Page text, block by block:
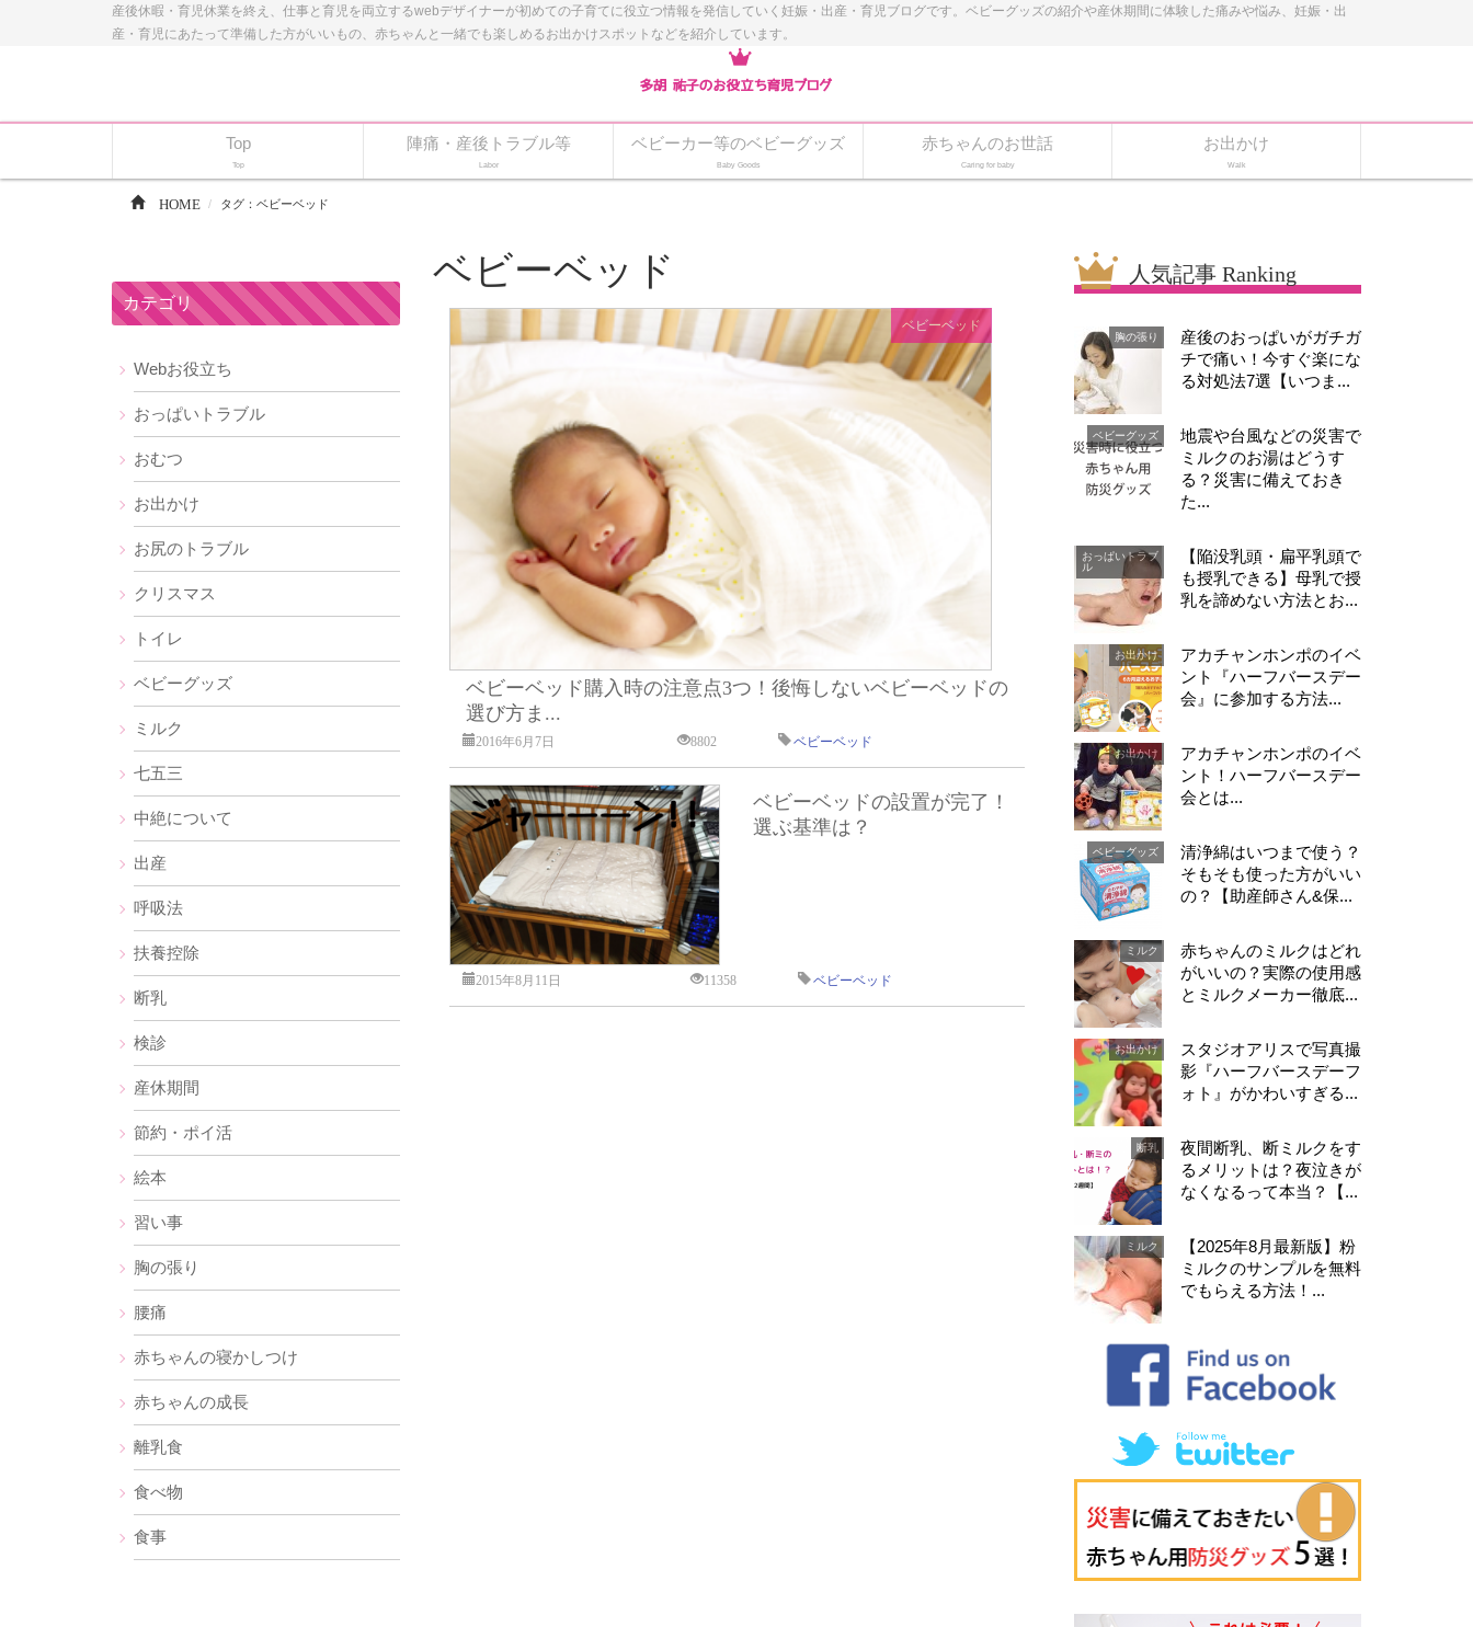
産後休暇・育児休業を終え、仕事と育児を両立するwebデザイナーが初めての子育てに役立つ情報を発信していく妊娠・出産・育児ブログです。ベビーグッズの紹介や産休期間に体験した痛みや悩み、妊娠・出
産・育児にあたって準備した方がいいもの、赤ちゃんと一緒でも楽しめるお出かけスポットなどを紹介しています。
Top
Top
陣痛・産後トラブル等
Labor
ベビーカー等のベビーグッズ
Baby Goods
赤ちゃんのお世話
Caring for baby
お出かけ
Walk
HOME タグ：ベビーベッド
ベビーベッド
ベビーベッド
ベビーベッド購入時の注意点3つ！後悔しないベビーベッドの
選び方ま...
2016年6月7日 8802 ベビーベッド
ベビーベッドの設置が完了！
選ぶ基準は？
2015年8月11日 11358 ベビーベッド
カテゴリ
Webお役立ち
おっぱいトラブル
おむつ
お出かけ
お尻のトラブル
クリスマス
トイレ
ベビーグッズ
ミルク
七五三
中絶について
出産
呼吸法
扶養控除
断乳
検診
産休期間
節約・ポイ活
絵本
習い事
胸の張り
腰痛
赤ちゃんの寝かしつけ
赤ちゃんの成長
離乳食
食べ物
食事
人気記事 Ranking
胸の張り
産後のおっぱいがガチガ
チで痛い！今すぐ楽にな
る対処法7選【いつま...
ベビーグッズ
地震や台風などの災害で
ミルクのお湯はどうす
る？災害に備えておき
た...
おっぱいトラブ
ル
【陥没乳頭・扁平乳頭で
も授乳できる】母乳で授
乳を諦めない方法とお...
お出かけ
アカチャンホンポのイベ
ント『ハーフバースデー
会』に参加する方法...
お出かけ
アカチャンホンポのイベ
ント！ハーフバースデー
会とは...
ベビーグッズ
清浄綿はいつまで使う？
そもそも使った方がいい
の？【助産師さん&保...
ミルク
赤ちゃんのミルクはどれ
がいいの？実際の使用感
とミルクメーカー徹底...
お出かけ
スタジオアリスで写真撮
影『ハーフバースデーフ
ォト』がかわいすぎる...
断乳
夜間断乳、断ミルクをす
るメリットは？夜泣きが
なくなるって本当？【...
ミルク
【2025年8月最新版】粉
ミルクのサンプルを無料
でもらえる方法！...